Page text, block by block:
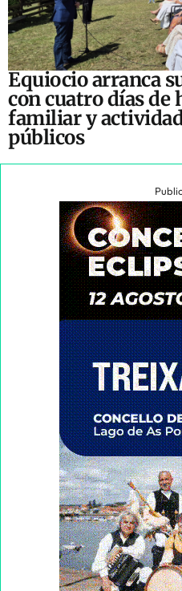
Equiocio arranca
con cuatro días de
familiar y
públicos